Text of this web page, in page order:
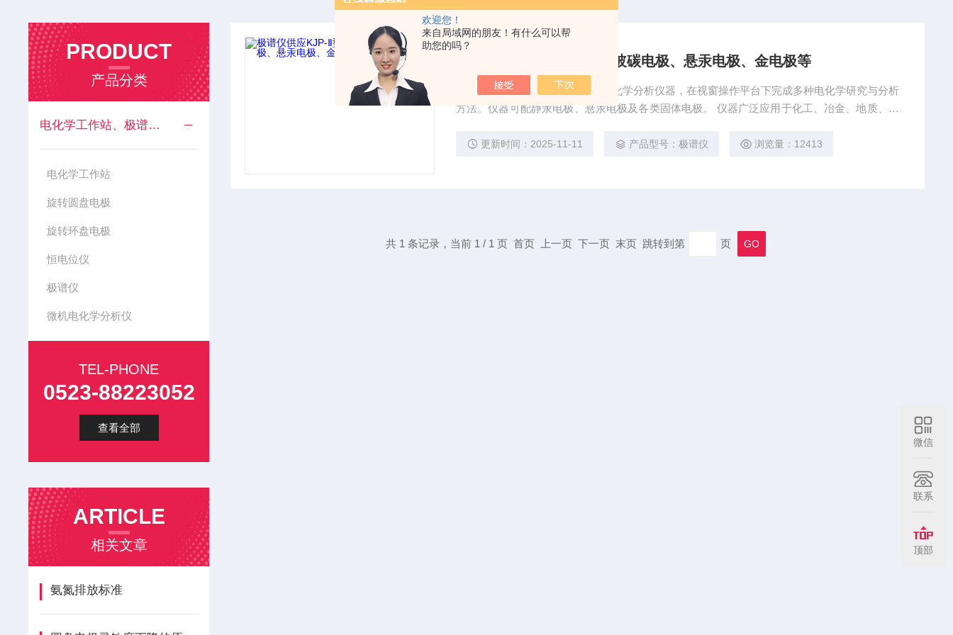
欢迎您！
来自局域网的朋友！有什么可以帮
助您的吗？
PRODUCT
产品分类
电化学工作站、极谱仪等科教仪器系列
电化学工作站
旋转圆盘电极
旋转环盘电极
恒电位仪
极谱仪
微机电化学分析仪
TEL-PHONE
0523-88223052
查看全部
ARTICLE
相关文章
氨氮排放标准
供应KJP-Ⅱ型极谱仪,可配玻碳电极、悬汞电极、金电极等
KJP-Ⅱ型极谱仪是由电脑控制的电化学分析仪器，在视窗操作平台下完成多种电化学研究与分析
方法。仪器可配静汞电极、悬汞电极及各类固体电极。 仪器广泛应用于化工、冶金、地质、环
更新时间：2025-11-11 产品型号：极谱仪 浏览量：12413
共 1 条记录，当前 1 / 1 页 首页 上一页 下一页 末页 跳转到第 页
微信
联系
顶部